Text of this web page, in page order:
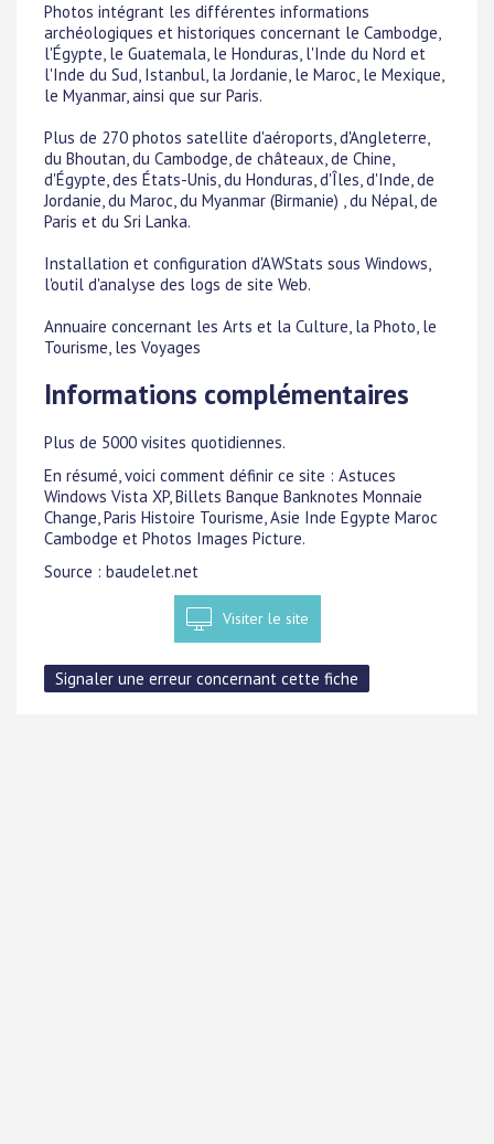
Photos intégrant les différentes informations
archéologiques et historiques concernant le Cambodge,
l'Égypte, le Guatemala, le Honduras, l'Inde du Nord et
l'Inde du Sud, Istanbul, la Jordanie, le Maroc, le Mexique,
le Myanmar, ainsi que sur Paris.
Plus de 270 photos satellite d'aéroports, d'Angleterre,
du Bhoutan, du Cambodge, de châteaux, de Chine,
d'Égypte, des États-Unis, du Honduras, d'Îles, d'Inde, de
Jordanie, du Maroc, du Myanmar (Birmanie) , du Népal, de
Paris et du Sri Lanka.
Installation et configuration d'AWStats sous Windows,
l'outil d'analyse des logs de site Web.
Annuaire concernant les Arts et la Culture, la Photo, le
Tourisme, les Voyages
Informations complémentaires
Plus de 5000 visites quotidiennes.
En résumé, voici comment définir ce site : Astuces
Windows Vista XP, Billets Banque Banknotes Monnaie
Change, Paris Histoire Tourisme, Asie Inde Egypte Maroc
Cambodge et Photos Images Picture.
Source : baudelet.net
Visiter le site